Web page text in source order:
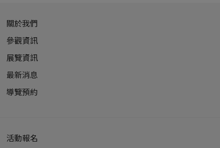
關於我們
參觀資訊
展覽資訊
最新消息
導覽預約
活動報名